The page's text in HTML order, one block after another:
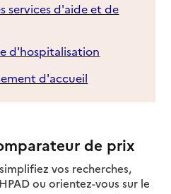
services d'aide et de
d'hospitalisation
d'accueil
de prix
vos recherches,
ou orientez-vous sur le